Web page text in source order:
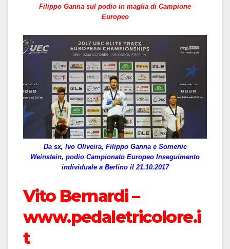
Filippo Ganna sul podio in maglia di Campione
Europeo
Da sx, Ivo Oliveira, Filippo Ganna e Somenic
Weinstein, podio Campionato Europeo Inseguimento
individuale a Berlino il 21.10.2017
Vito Bernardi –
www.pedaletricolore.i
t